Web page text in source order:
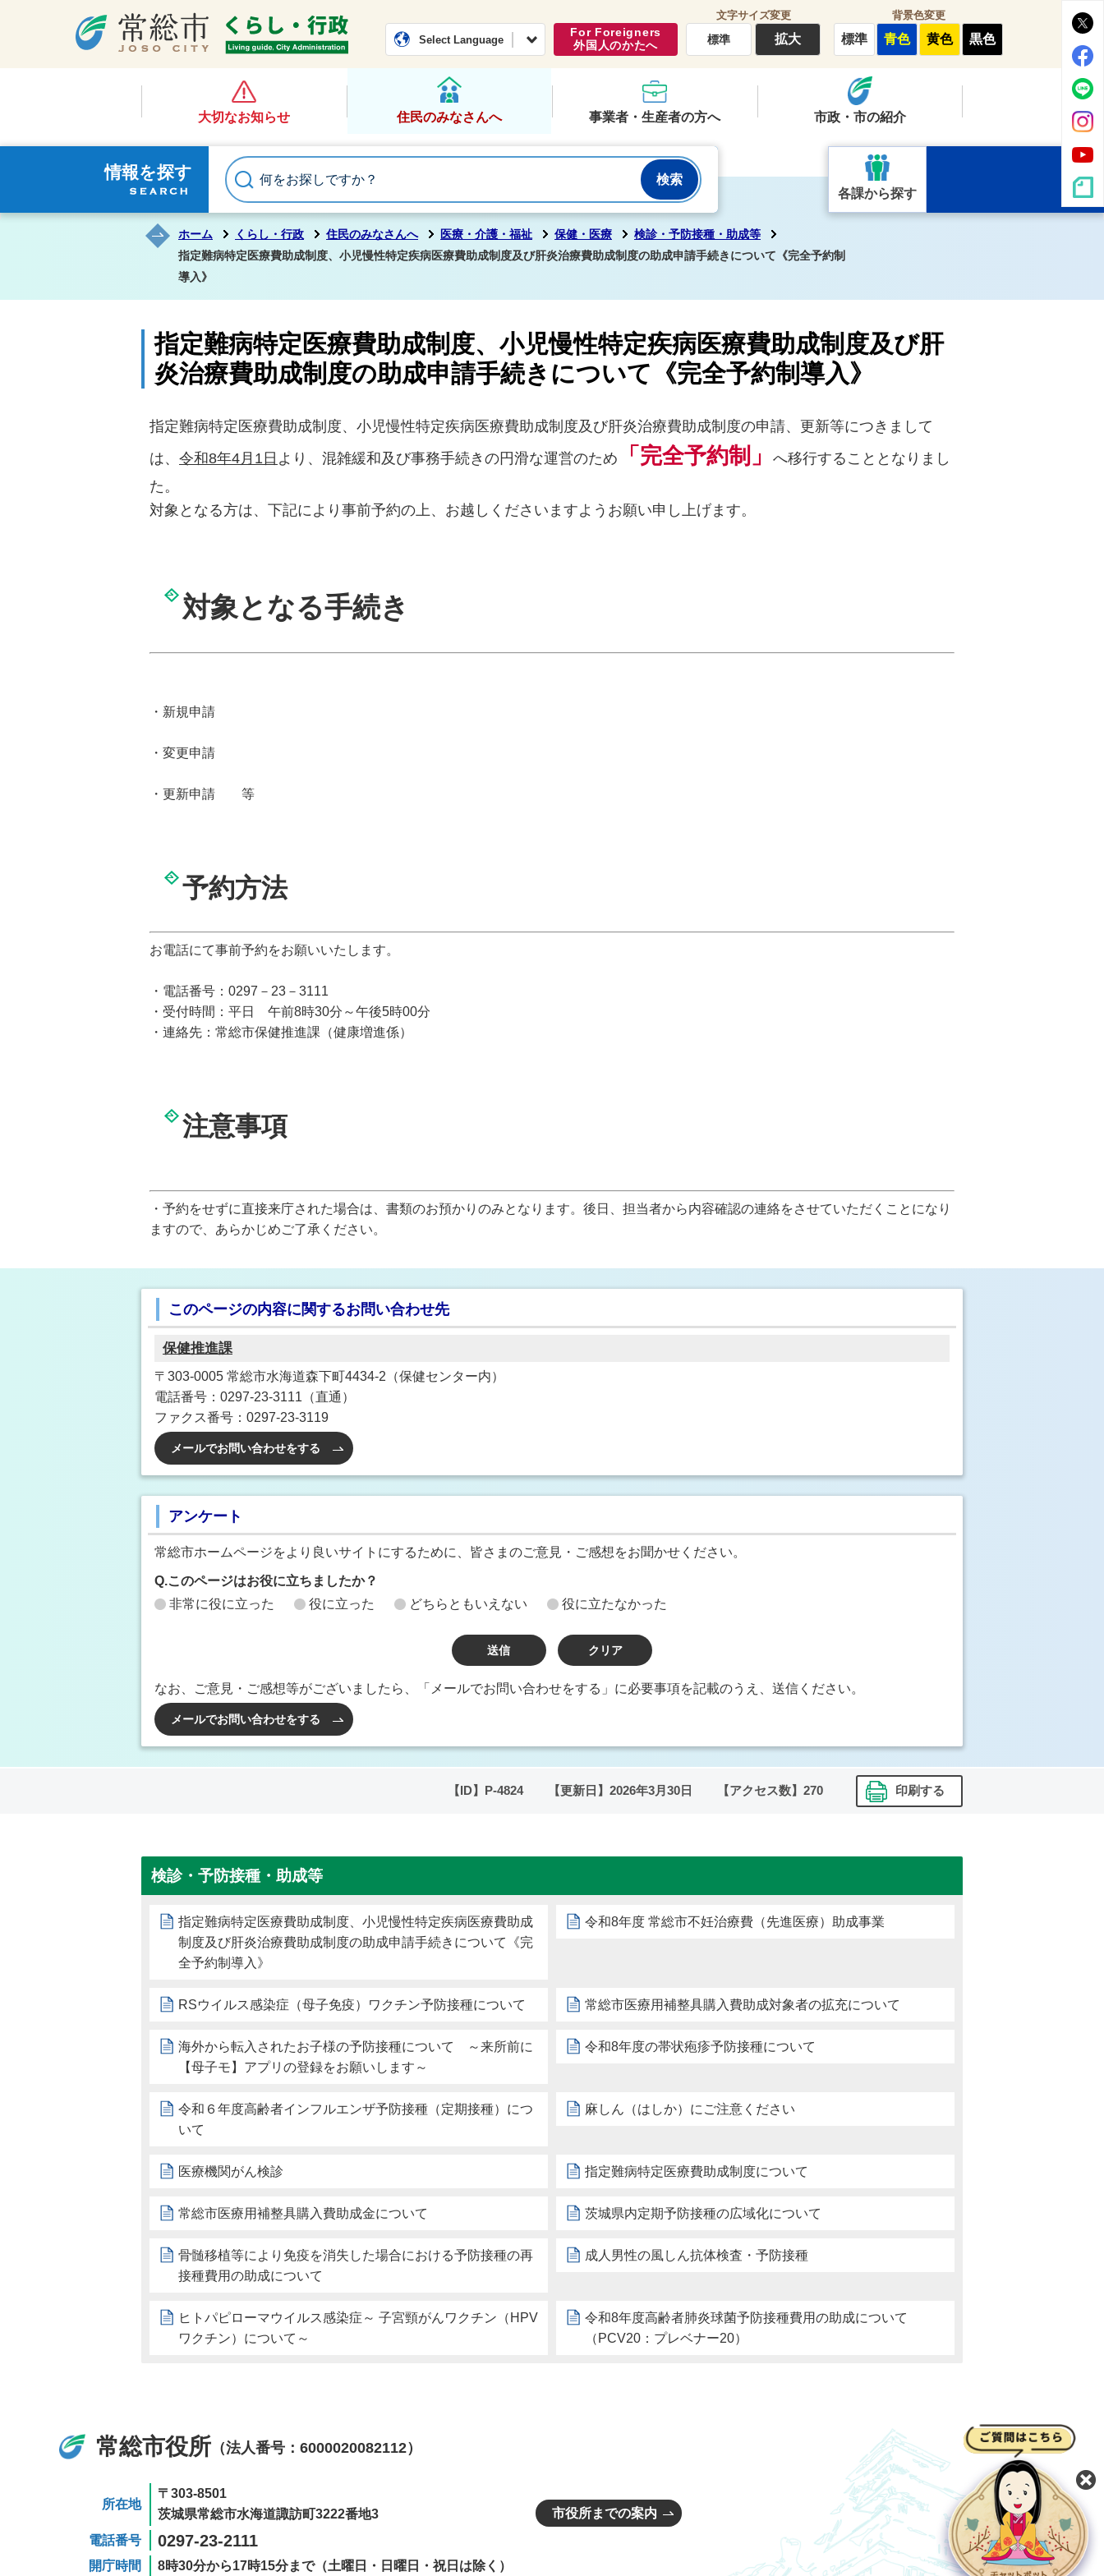
常総市公式ホームページくらし・行政
Select Language
For Foreigners
外国人のかたへ
文字サイズ変更
標準 拡大
背景色変更
標準 青色 黄色 黒色
大切なお知らせ 住民のみなさんへ 事業者・生産者の方へ 市政・市の紹介
情報を探す
各課から探す
ホーム くらし・行政 住民のみなさんへ 医療・介護・福祉 保健・医療
検診・予防接種・助成等
指定難病特定医療費助成制度、小児慢性特定疾病医療費助成制度及び肝炎治療費助成制度の助成申請手続きについて《完全予約制
導入》
指定難病特定医療費助成制度、小児慢性特定疾病医療費助成制度及び肝
炎治療費助成制度の助成申請手続きについて《完全予約制導入》
指定難病特定医療費助成制度、小児慢性特定疾病医療費助成制度及び肝炎治療費助成制度の申請、更新等につきまして
は、 令和8年4月1日 より、混雑緩和及び事務手続きの円滑な運営のため 「完全予約制」
へ移行することとなりまし
た。
対象となる方は、下記により事前予約の上、お越しくださいますようお願い申し上げます。
対象となる手続き
・新規申請
・変更申請
・更新申請 等
予約方法
お電話にて事前予約をお願いいたします。
・電話番号：0297－23－3111
・受付時間：平日 午前8時30分～午後5時00分
・連絡先：常総市保健推進課（健康増進係）
注意事項
・予約をせずに直接来庁された場合は、書類のお預かりのみとなります。後日、担当者から内容確認の連絡をさせていただくことになり
ますので、あらかじめご了承ください。
このページの内容に関するお問い合わせ先
保健推進課
〒303-0005 常総市水海道森下町4434-2（保健センター内）
電話番号：0297-23-3111（直通）
ファクス番号：0297-23-3119
メールでお問い合わせをする
アンケート
常総市ホームページをより良いサイトにするために、皆さまのご意見・ご感想をお聞かせください。
Q.このページはお役に立ちましたか？
非常に役に立った
役に立った どちらともいえない 役に立たなかった
なお、ご意見・ご感想等がございましたら、「メールでお問い合わせをする」に必要事項を記載のうえ、送信ください。
メールでお問い合わせをする
【ID】 P-4824 【更新日】 2026年3月30日 【アクセス数】 270 印刷する
検診・予防接種・助成等
指定難病特定医療費助成制度、小児慢性特定疾病医療費助成
制度及び肝炎治療費助成制度の助成申請手続きについて《完
全予約制導入》
令和8年度 常総市不妊治療費（先進医療）助成事業
RSウイルス感染症（母子免疫）ワクチン予防接種について 常総市医療用補整具購入費助成対象者の拡充について
海外から転入されたお子様の予防接種について ～来所前に
【母子モ】アプリの登録をお願いします～
令和8年度の帯状疱疹予防接種について
令和６年度高齢者インフルエンザ予防接種（定期接種）につ
いて
麻しん（はしか）にご注意ください
医療機関がん検診 指定難病特定医療費助成制度について
常総市医療用補整具購入費助成金について 茨城県内定期予防接種の広域化について
骨髄移植等により免疫を消失した場合における予防接種の再
接種費用の助成について
成人男性の風しん抗体検査・予防接種
ヒトパピローマウイルス感染症～ 子宮頸がんワクチン（HPV
ワクチン）について～
令和8年度高齢者肺炎球菌予防接種費用の助成について
（PCV20：プレベナー20）
常総市役所 （法人番号：6000020082112）
所在地
〒303-8501
茨城県常総市水海道諏訪町3222番地3
電話番号
0297-23-2111
開庁時間 8時30分から17時15分まで（土曜日・日曜日・祝日は除く）
市役所までの案内